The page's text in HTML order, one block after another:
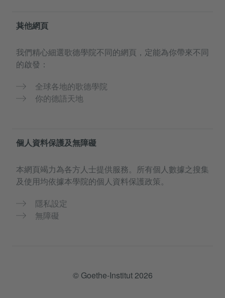
其他網頁
我們精心細選歌德學院不同的網頁，定能為你帶來不同
的啟發：
全球各地的歌德學院
你的德語天地
個人資料保護及無障礙
本網頁竭力為各方人士提供服務。所有個人數據之搜集
及使用均依據本學院的個人資料保護政策。
隱私設定
無障礙
© Goethe-Institut 2026